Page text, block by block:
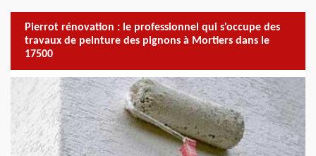
Pierrot rénovation : le professionnel qui s'occupe des
travaux de peinture des pignons à Mortiers dans le
17500